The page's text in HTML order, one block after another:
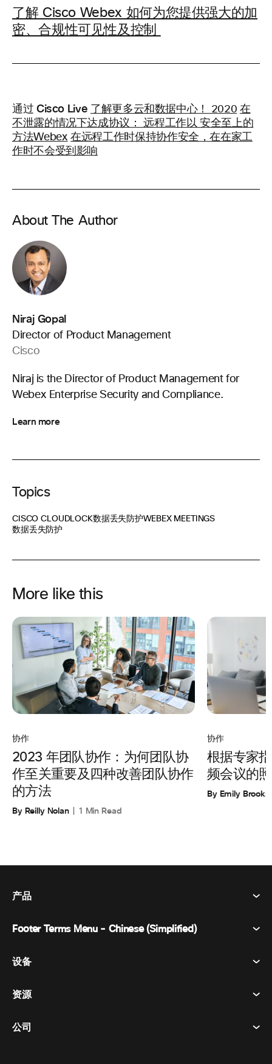
了解 Cisco Webex 如何为您提供强大的加
密、合规性可见性及控制
通过 Cisco Live 了解更多云和数据中心！ 2020 在
不泄露的情况下达成协议： 远程工作以安全至上的
方法Webex 在远程工作时保持协作安全，在在家工
作时不会受到影响
About The Author
Niraj Gopal
Director of Product Management
Cisco
Niraj is the Director of Product Management for
Webex Enterprise Security and Compliance.
Learn more
Topics
CISCO CLOUDLOCK数据丢失防护WEBEX MEETINGS
数据丢失防护
More like this
协作
2023 年团队协作：为何团队协
作至关重要及四种改善团队协作
的方法
By Reilly Nolan 1 Min Read
协作
根据专家
频会议的
By Emily Brooks
产品
Webex Suite
消息传递
活动
Footer Terms Menu - Chinese (Simplified)
条款和条件
商标
设备
房间设备
资源
价格
公司